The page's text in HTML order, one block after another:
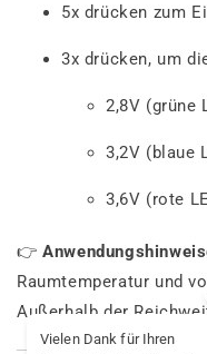
5x drücken zum
3x drücken, um
2,8V (grüne
3,2V (blaue
3,6V (rote
👉
Raumtemperatur und
Außerhalb der
Vielen Dank für Ihren